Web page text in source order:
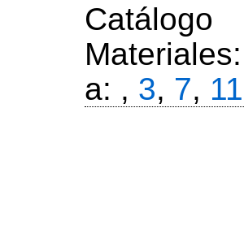
a: , 3, 7, 11